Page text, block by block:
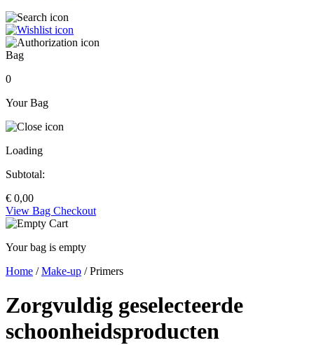
Bag
0
Your Bag
Loading
Subtotal:
€ 0,00
View Bag Checkout
Your bag is empty
Home /Make-up / Primers
Zorgvuldig geselecteerde
schoonheidsproducten